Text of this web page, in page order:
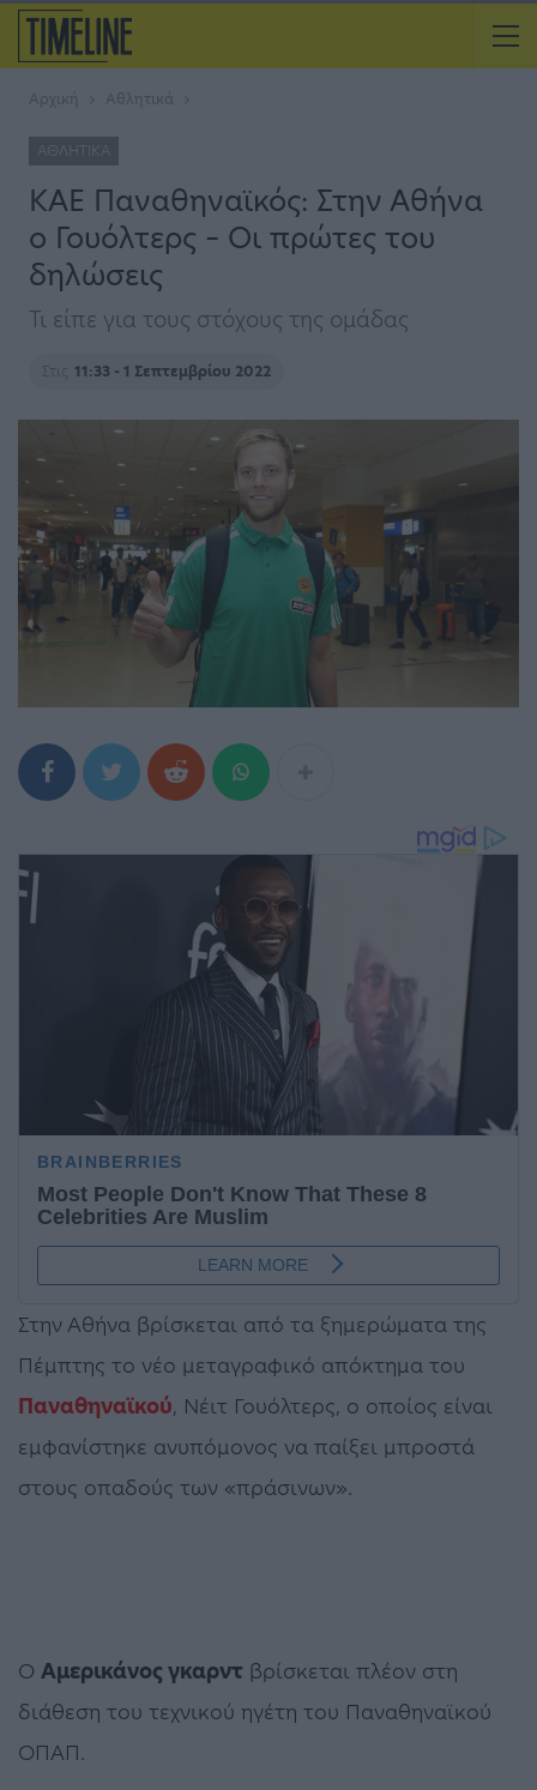
Αρχική Αθλητικά
ΑΘΛΗΤΙΚΆ
ΚΑΕ Παναθηναϊκός: Στην Αθήνα
ο Γουόλτερς – Οι πρώτες του
δηλώσεις
Τι είπε για τους στόχους της ομάδας
Στις 11:33 - 1 Σεπτεμβρίου 2022
Στην Αθήνα βρίσκεται από τα ξημερώματα της
Πέμπτης το νέο μεταγραφικό απόκτημα του
Παναθηναϊκού, Νέιτ Γουόλτερς, ο οποίος είναι
εμφανίστηκε ανυπόμονος να παίξει μπροστά
στους οπαδούς των «πράσινων».
Ο Αμερικάνος γκαρντ βρίσκεται πλέον στη
διάθεση του τεχνικού ηγέτη του Παναθηναϊκού
ΟΠΑΠ.